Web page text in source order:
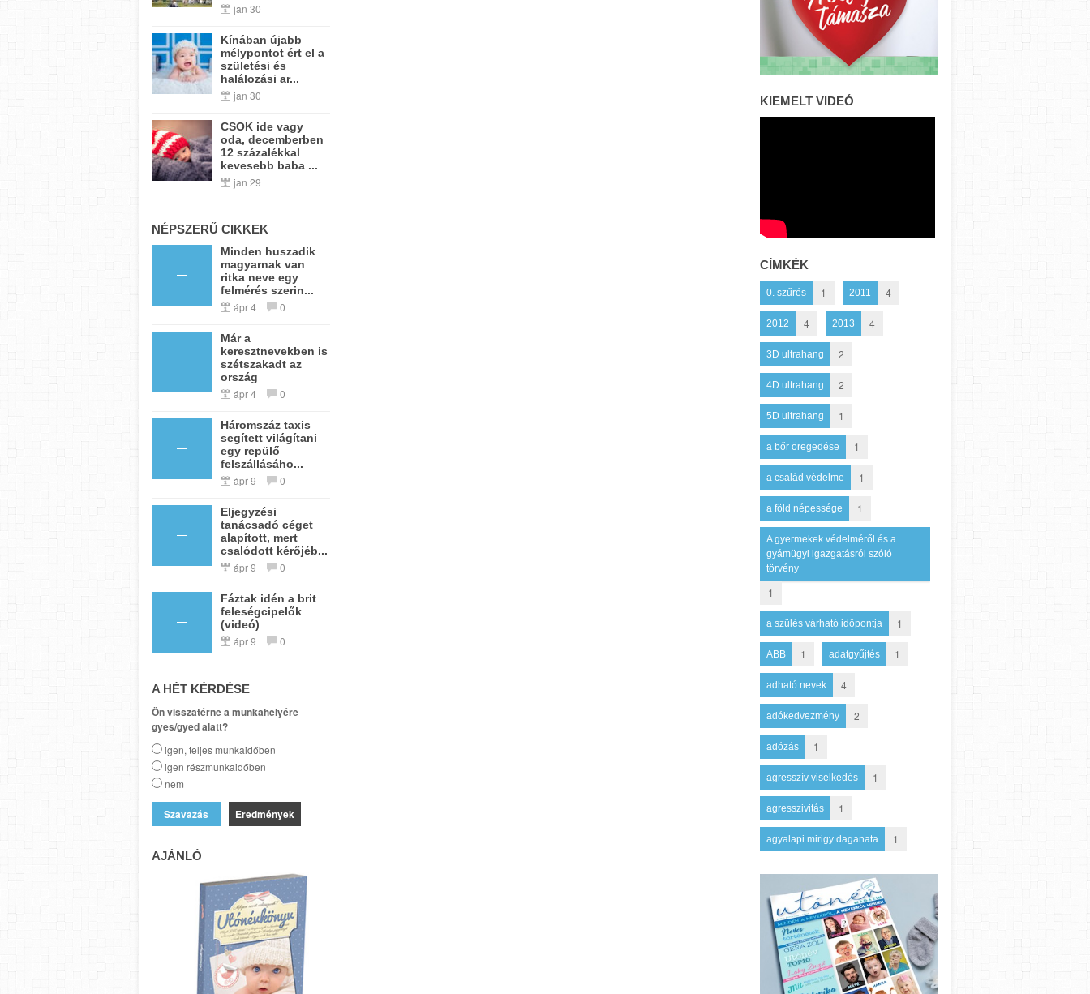
jan 30
Kínában újabb
mélypontot ért el a
születési és
halálozási ar...
jan 30
CSOK ide vagy
oda, decemberben
12 százalékkal
kevesebb baba ...
jan 29
NÉPSZERŰ CIKKEK
Minden huszadik
magyarnak van
ritka neve egy
felmérés szerin...
ápr 4 0
Már a
keresztnevekben is
szétszakadt az
ország
ápr 4 0
Háromszáz taxis
segített világítani
egy repülő
felszállásáho...
ápr 9 0
Eljegyzési
tanácsadó céget
alapított, mert
csalódott kérőjéb...
ápr 9 0
Fáztak idén a brit
feleségcipelők
(videó)
ápr 9 0
A HÉT KÉRDÉSE
Ön visszatérne a munkahelyére
gyes/gyed alatt?
igen, teljes munkaidőben
igen részmunkaidőben
nem
Eredmények
AJÁNLÓ
KIEMELT VIDEÓ
CÍMKÉK
0. szűrés 1 2011 4
2012 4 2013 4
3D ultrahang 2
4D ultrahang 2
5D ultrahang 1
a bőr öregedése 1
a család védelme 1
a föld népessége 1
A gyermekek védelméről és a
gyámügyi igazgatásról szóló
törvény
1
a szülés várható időpontja 1
ABB 1 adatgyűjtés 1
adható nevek 4
adókedvezmény 2
adózás 1
agresszív viselkedés 1
agresszivitás 1
agyalapi mirigy daganata 1